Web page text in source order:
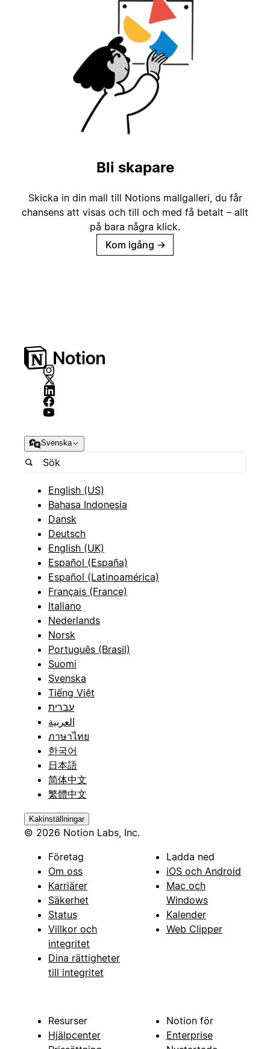
Bli skapare
Skicka in din mall till Notions mallgalleri, du får
chansens att visas och till och med få betalt – allt
på bara några klick.
Kom igång →
Svenska
English (US)
Bahasa Indonesia
Dansk
Deutsch
English (UK)
Español (España)
Español (Latinoamérica)
Français (France)
Italiano
Nederlands
Norsk
Português (Brasil)
Suomi
Svenska
Tiếng Việt
עברית
العربية
ภาษาไทย
한국어
日本語
简体中文
繁體中文
Kakinställningar
© 2026 Notion Labs, Inc.
Företag
Om oss
Karriärer
Säkerhet
Status
Villkor och
integritet
Dina rättigheter
till integritet
Ladda ned
iOS och Android
Mac och
Windows
Kalender
Web Clipper
Resurser
Hjälpcenter
Notion för
Enterprise